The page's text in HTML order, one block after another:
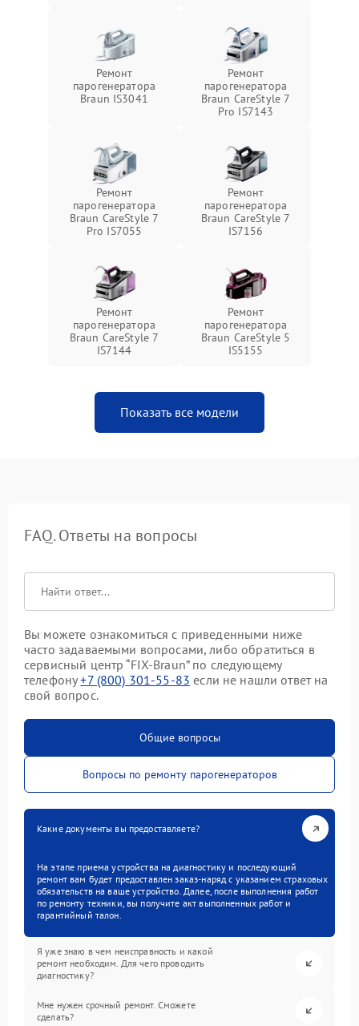
Ремонт
парогенератора
Braun IS3041
Ремонт
парогенератора
Braun CareStyle 7
Pro IS7143
Ремонт
парогенератора
Braun CareStyle 7
Pro IS7055
Ремонт
парогенератора
Braun CareStyle 7
IS7156
Ремонт
парогенератора
Braun CareStyle 7
IS7144
Ремонт
парогенератора
Braun CareStyle 5
IS5155
Показать все модели
FAQ. Ответы на вопросы
Вы можете ознакомиться с приведенными ниже
часто задаваемыми вопросами, либо обратиться в
сервисный центр “FIX-Braun” по следующему
телефону+7 (800) 301-55-83 если не нашли ответ на
свой вопрос.
Общие вопросы
Вопросы по ремонту парогенераторов
Какие документы вы предоставляете?
На этапе приема устройства на диагностику и последующий
ремонт вам будет предоставлен заказ-наряд с указанием страховых
обязательств на ваше устройство. Далее, после выполнения работ
по ремонту техники, вы получите акт выполненных работ и
гарантийный талон.
Я уже знаю в чем неисправность и какой
ремонт необходим. Для чего проводить
диагностику?
Мне нужен срочный ремонт. Сможете
сделать?